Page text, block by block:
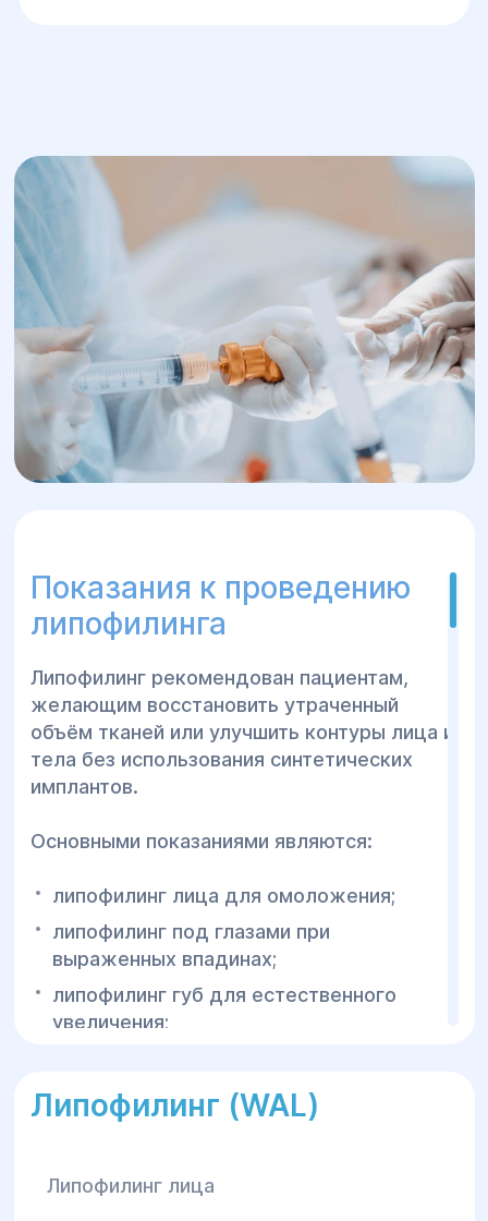
Что такое липофилинг
(WAL)?
Липофилинг (WAL — Water Assisted
Liposuction) — это современная
пластическая методика, которая
сочетает деликатное получение
собственной жировой ткани пациента и
её последующее введение в участки,
требующие коррекции объёма или
омоложения. Технология WAL
позволяет максимально сохранить
Липофилинг широко применяется для
омоложения лица, увеличения губ,
восстановления объёма скул,
устранения впадин под глазами, а
также моделирования других участков
тела. Использование собственной
жировой ткани минимизирует риск
естественный внешний вид.
В медицинском центре «Гелиос» в
Днепре липофилинг WAL выполняется
опытными пластическими хирургами с
применением современного
оборудования и индивидуального
Показания к проведению
липофилинга
Липофилинг рекомендован пациентам,
желающим восстановить утраченный
объём тканей или улучшить контуры лица и
тела без использования синтетических
имплантов.
Основными показаниями являются:
липофилинг лица для омоложения;
липофилинг под глазами при
выраженных впадинах;
липофилинг губ для естественного
увеличения;
возрастная потеря подкожной жировой
ткани;
коррекция контуров тела после
Липофилинг (WAL)
Липофилинг лица